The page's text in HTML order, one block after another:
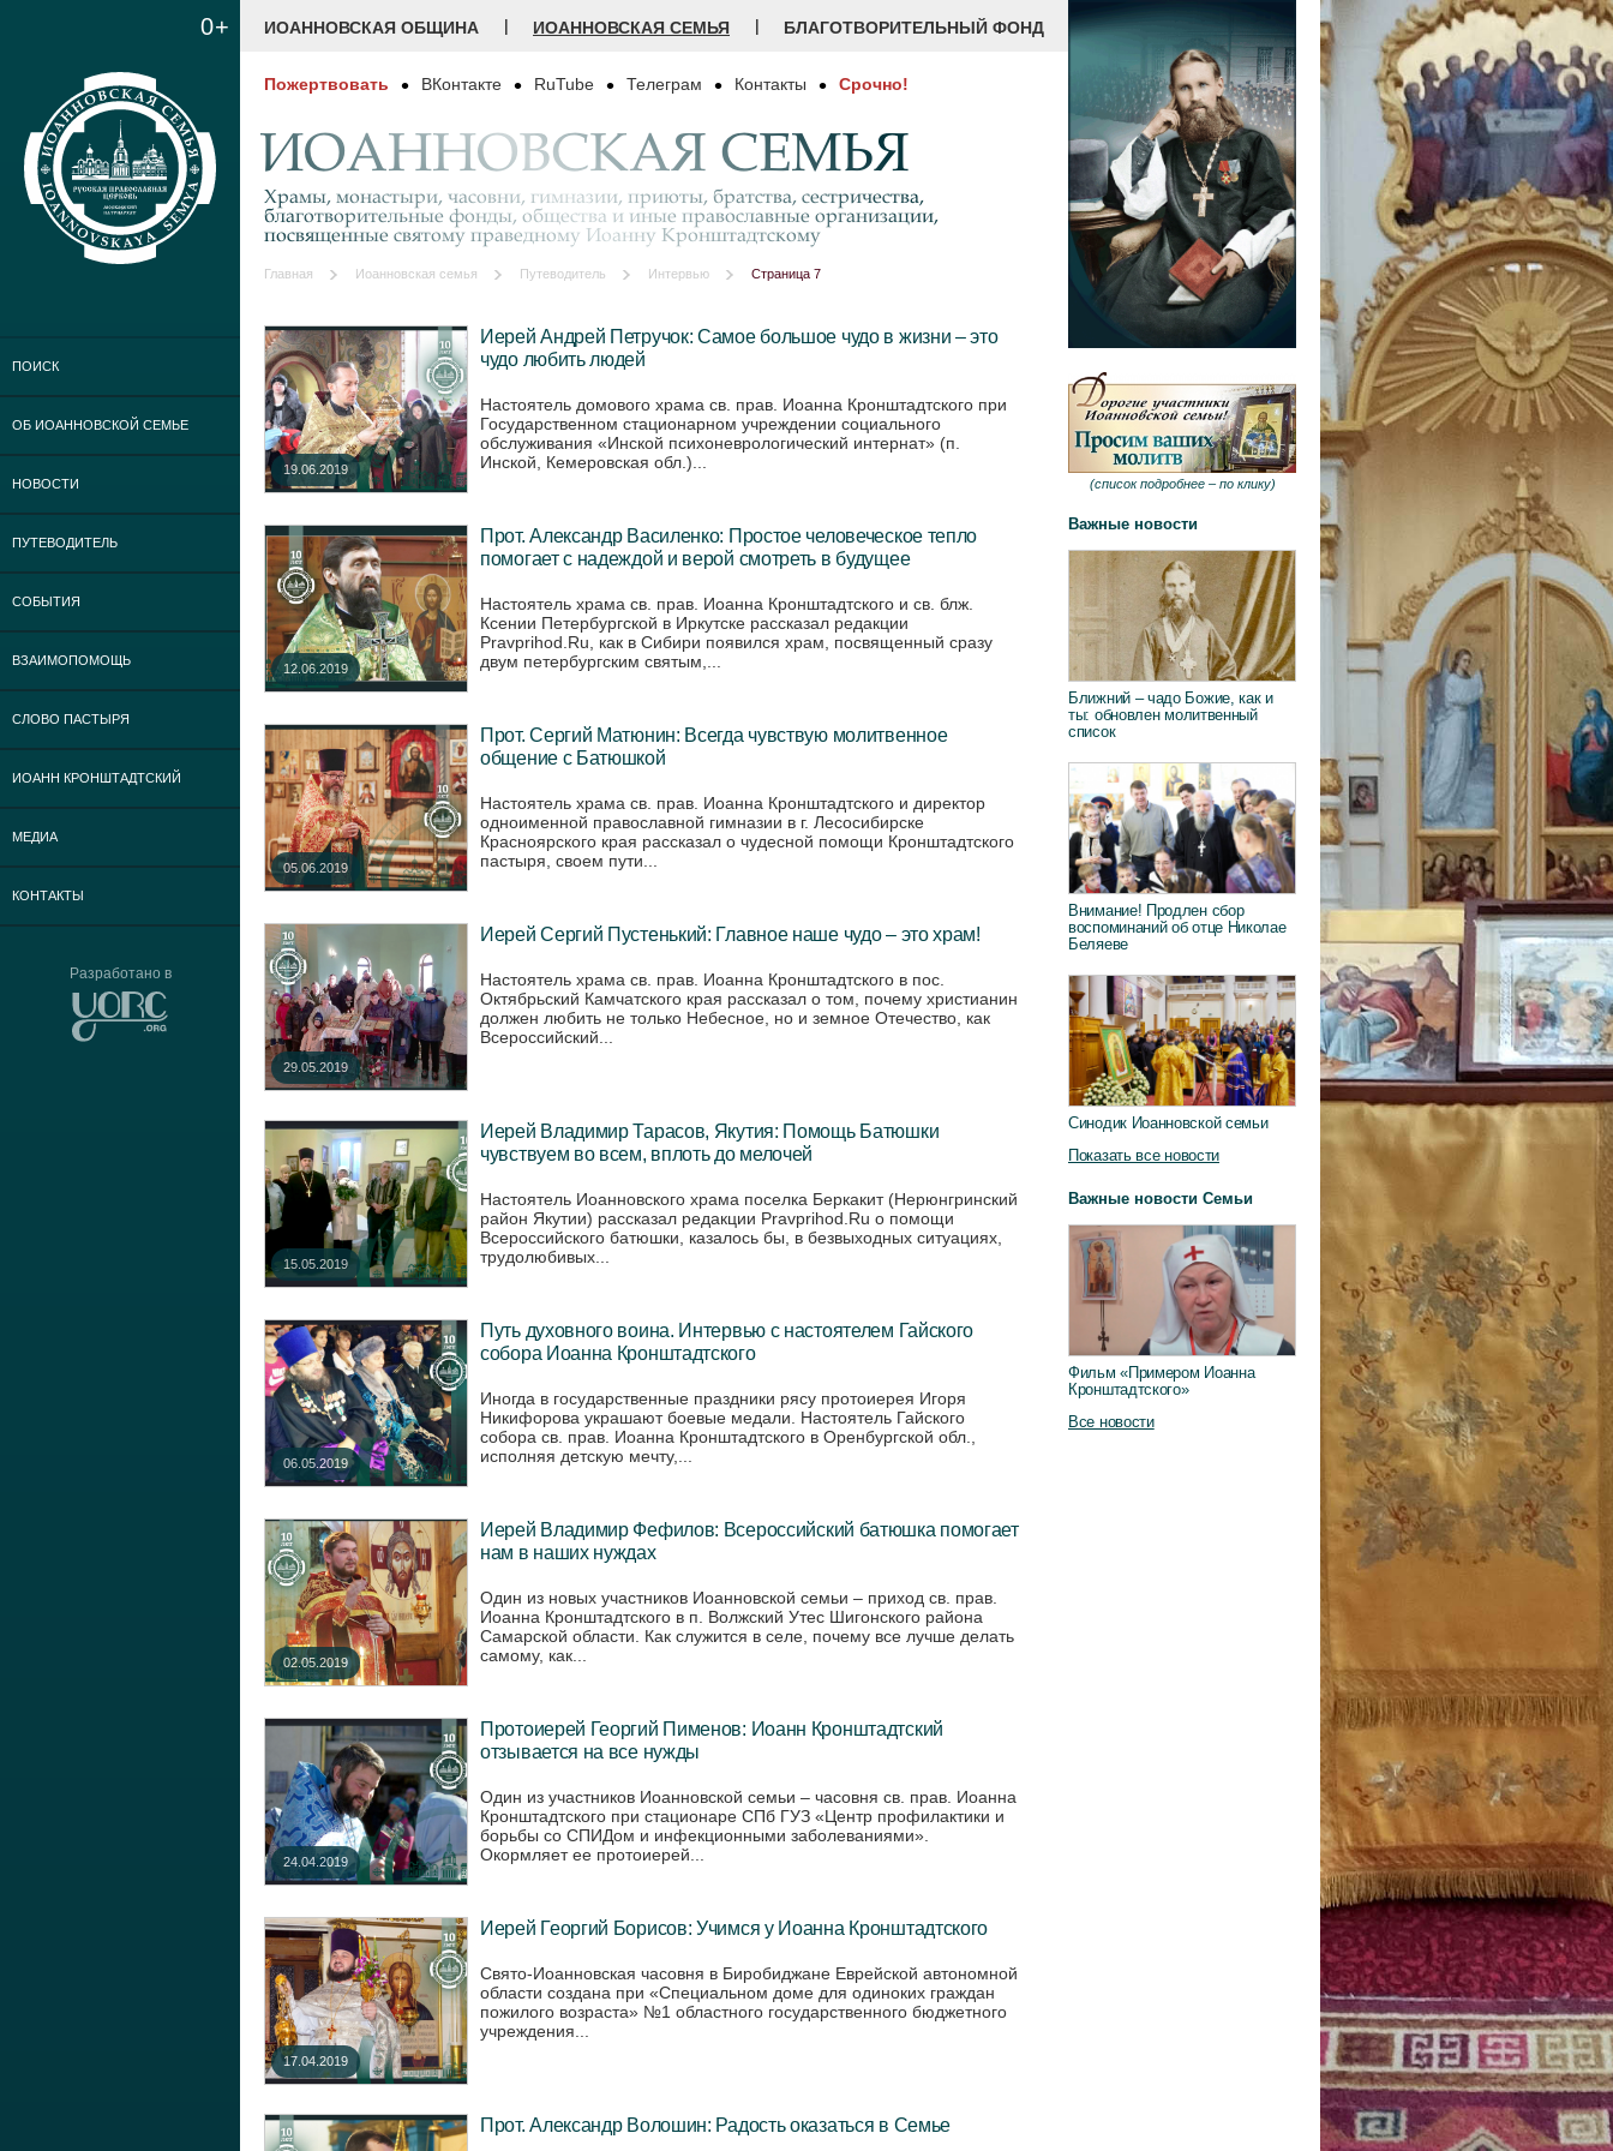
0+
ПОИСК
ОБ ИОАННОВСКОЙ СЕМЬЕ
НОВОСТИ
ПУТЕВОДИТЕЛЬ
СОБЫТИЯ
ВЗАИМОПОМОЩЬ
СЛОВО ПАСТЫРЯ
ИОАНН КРОНШТАДТСКИЙ
МЕДИА
КОНТАКТЫ
Разработано в
ИОАННОВСКАЯ ОБЩИНА | ИОАННОВСКАЯ СЕМЬЯ | БЛАГОТВОРИТЕЛЬНЫЙ ФОНД
Пожертвовать ВКонтакте RuTube Телеграм Контакты Срочно!
ИОАННОВСКАЯ СЕМЬЯ
Храмы, монастыри, часовни, гимназии, приюты, братства, сестричества,
благотворительные фонды, общества и иные православные организации,
посвященные святому праведному Иоанну Кронштадтскому
Главная Иоанновская семья Путеводитель Интервью Страница 7
19.06.2019
Иерей Андрей Петручок: Самое большое чудо в жизни – это
чудо любить людей
Настоятель домового храма св. прав. Иоанна Кронштадтского при
Государственном стационарном учреждении социального
обслуживания «Инской психоневрологический интернат» (п.
Инской, Кемеровская обл.)...
12.06.2019
Прот. Александр Василенко: Простое человеческое тепло
помогает с надеждой и верой смотреть в будущее
Настоятель храма св. прав. Иоанна Кронштадтского и св. блж.
Ксении Петербургской в Иркутске рассказал редакции
Pravprihod.Ru, как в Сибири появился храм, посвященный сразу
двум петербургским святым,...
05.06.2019
Прот. Сергий Матюнин: Всегда чувствую молитвенное
общение с Батюшкой
Настоятель храма св. прав. Иоанна Кронштадтского и директор
одноименной православной гимназии в г. Лесосибирске
Красноярского края рассказал о чудесной помощи Кронштадтского
пастыря, своем пути...
29.05.2019
Иерей Сергий Пустенький: Главное наше чудо – это храм!
Настоятель храма св. прав. Иоанна Кронштадтского в пос.
Октябрьский Камчатского края рассказал о том, почему христианин
должен любить не только Небесное, но и земное Отечество, как
Всероссийский...
15.05.2019
Иерей Владимир Тарасов, Якутия: Помощь Батюшки
чувствуем во всем, вплоть до мелочей
Настоятель Иоанновского храма поселка Беркакит (Нерюнгринский
район Якутии) рассказал редакции Pravprihod.Ru о помощи
Всероссийского батюшки, казалось бы, в безвыходных ситуациях,
трудолюбивых...
06.05.2019
Путь духовного воина. Интервью с настоятелем Гайского
собора Иоанна Кронштадтского
Иногда в государственные праздники рясу протоиерея Игоря
Никифорова украшают боевые медали. Настоятель Гайского
собора св. прав. Иоанна Кронштадтского в Оренбургской обл.,
исполняя детскую мечту,...
02.05.2019
Иерей Владимир Фефилов: Всероссийский батюшка помогает
нам в наших нуждах
Один из новых участников Иоанновской семьи – приход св. прав.
Иоанна Кронштадтского в п. Волжский Утес Шигонского района
Самарской области. Как служится в селе, почему все лучше делать
самому, как...
24.04.2019
Протоиерей Георгий Пименов: Иоанн Кронштадтский
отзывается на все нужды
Один из участников Иоанновской семьи – часовня св. прав. Иоанна
Кронштадтского при стационаре СПб ГУЗ «Центр профилактики и
борьбы со СПИДом и инфекционными заболеваниями».
Окормляет ее протоиерей...
17.04.2019
Иерей Георгий Борисов: Учимся у Иоанна Кронштадтского
Свято-Иоанновская часовня в Биробиджане Еврейской автономной
области создана при «Специальном доме для одиноких граждан
пожилого возраста» №1 областного государственного бюджетного
учреждения...
Прот. Александр Волошин: Радость оказаться в Семье
(список подробнее – по клику)
Важные новости
Ближний – чадо Божие, как и
ты: обновлен молитвенный
список
Внимание! Продлен сбор
воспоминаний об отце Николае
Беляеве
Синодик Иоанновской семьи
Показать все новости
Важные новости Семьи
Фильм «Примером Иоанна
Кронштадтского»
Все новости